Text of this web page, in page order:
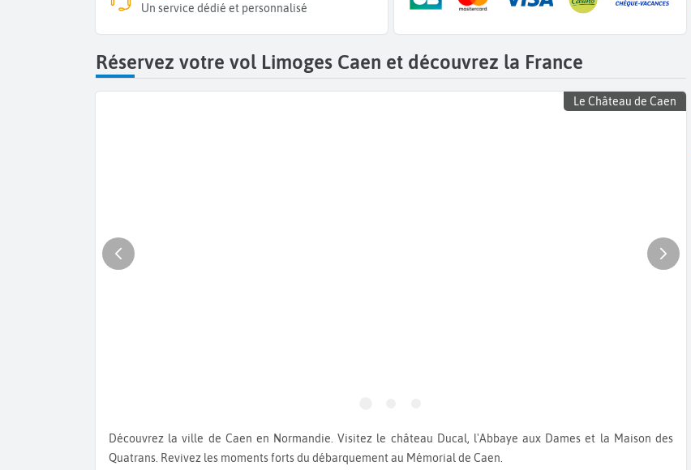
Un service dédié et personnalisé
Réservez votre vol Limoges Caen et découvrez la France
Le Château de Caen
Découvrez la ville de Caen en Normandie. Visitez le château Ducal, l'Abbaye aux Dames et la Maison des
Quatrans. Revivez les moments forts du débarquement au Mémorial de Caen.